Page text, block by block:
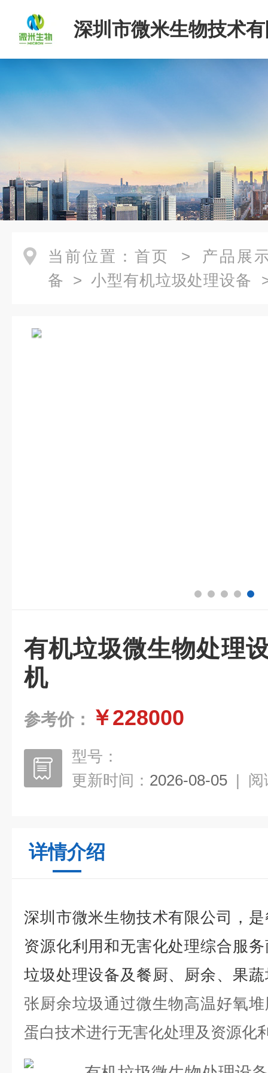
深圳市微米生物技术
当前位置： 首页 > 产品展
备 > 小型有机垃圾处理设备
有机垃圾微生物处理
机
参考价： ￥228000
型号：
更新时间： 2026-08-05 | 阅
详情介绍
深圳市微米生物技术有限公司，
资源化利用和无害化处理综合服
垃圾处理设备及餐厨、厨余、果
张厨余垃圾通过微生物高温好氧
蛋白技术进行无害化处理及资源化